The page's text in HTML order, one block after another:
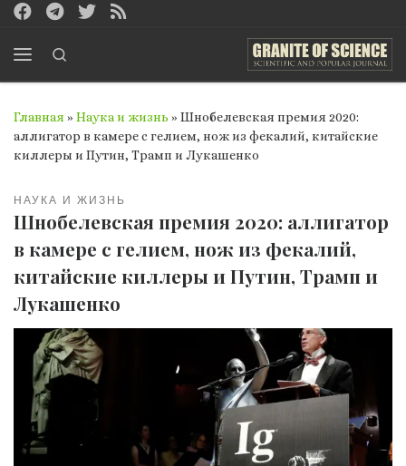
Перейти к содержимому
Главная » Наука и жизнь » Шнобелевская премия 2020:
аллигатор в камере с гелием, нож из фекалий, китайские
киллеры и Путин, Трамп и Лукашенко
НАУКА И ЖИЗНЬ
Шнобелевская премия 2020: аллигатор
в камере с гелием, нож из фекалий,
китайские киллеры и Путин, Трамп и
Лукашенко